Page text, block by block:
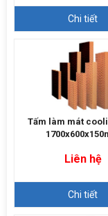
Chi tiết
Tấm làm mát
Liên hệ
Chi tiết